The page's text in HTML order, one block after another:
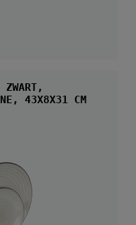
43X8X31 CM